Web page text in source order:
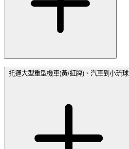
托運大型重型機車(黃/紅牌)、汽車到小琉球